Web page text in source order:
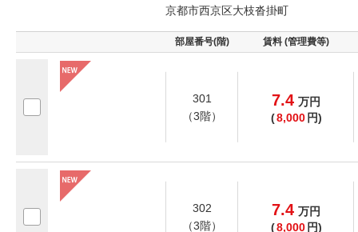
京都市西京区大枝沓掛町
部屋番号(階) 賃料 (管理費等)
301
（3階）
7.4 万円
(8,000 円)
302
（3階）
7.4 万円
(8,000 円)